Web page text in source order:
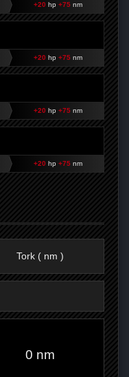
+20 hp +75nm
+20 hp +75nm
+20 hp +75nm
+20 hp +75nm
Tork ( nm )
0 nm